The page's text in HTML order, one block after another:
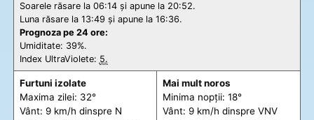
Soarele răsare la 06:14 și apune la 20:52.
Luna răsare la 13:49 și apune la 16:36.
Prognoza pe 24 ore:
Umiditate: 39%.
Index UltraViolete: 5.
Furtuni izolate
Maxima zilei: 32°
Vânt: 9 km/h dinspre N
Mai mult noros
Minima nopții: 18°
Vânt: 9 km/h dinspre VNV